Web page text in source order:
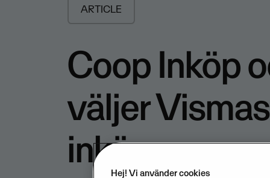
ARTICLE
Coop Inköp
väljer
inköp
Hej! Vi använder cookies